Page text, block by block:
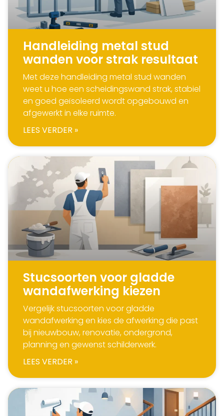
Handleiding metal stud
wanden voor strak resultaat
Met deze handleiding metal stud wanden
weet u hoe een scheidingswand strak, stabiel
en goed geïsoleerd wordt opgebouwd en
afgewerkt in elke ruimte.
LEES VERDER »
Stucsoorten voor gladde
wandafwerking kiezen
Vergelijk stucsoorten voor gladde
wandafwerking en kies de afwerking die past
bij nieuwbouw, renovatie, ondergrond,
planning en gewenst schilderwerk.
LEES VERDER »